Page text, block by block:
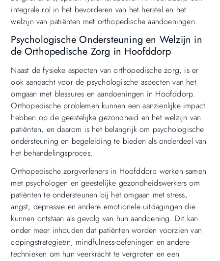
integrale rol in het bevorderen van het herstel en het
welzijn van patiënten met orthopedische aandoeningen.
Psychologische Ondersteuning en Welzijn in
de Orthopedische Zorg in Hoofddorp
Naast de fysieke aspecten van orthopedische zorg, is er
ook aandacht voor de psychologische aspecten van het
omgaan met blessures en aandoeningen in Hoofddorp.
Orthopedische problemen kunnen een aanzienlijke impact
hebben op de geestelijke gezondheid en het welzijn van
patiënten, en daarom is het belangrijk om psychologische
ondersteuning en begeleiding te bieden als onderdeel van
het behandelingsproces.
Orthopedische zorgverleners in Hoofddorp werken samen
met psychologen en geestelijke gezondheidswerkers om
patiënten te ondersteunen bij het omgaan met stress,
angst, depressie en andere emotionele uitdagingen die
kunnen ontstaan als gevolg van hun aandoening. Dit kan
onder meer inhouden dat patiënten worden voorzien van
copingstrategieën, mindfulness-oefeningen en andere
technieken om hun veerkracht te vergroten en een